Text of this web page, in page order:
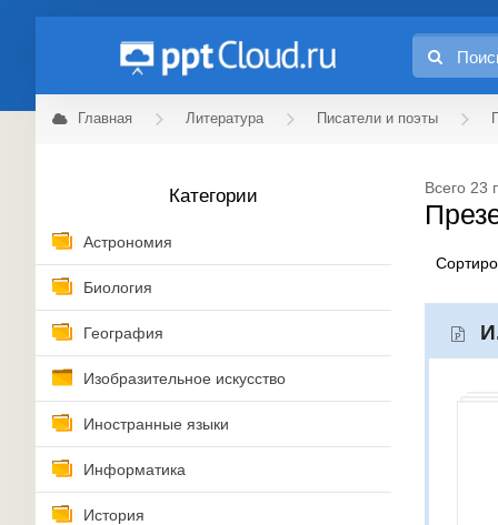
Главная Литература Писатели и поэты
Категории
Астрономия
Биология
География
Изобразительное искусство
Иностранные языки
Информатика
История
Всего 23